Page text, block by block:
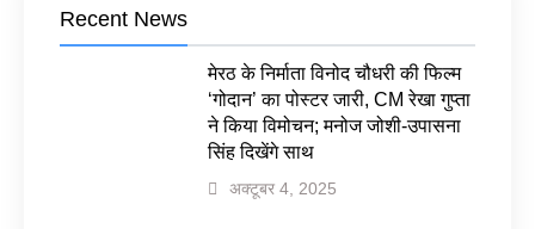
Recent News
मेरठ के निर्माता विनोद चौधरी की फिल्म
‘गोदान’ का पोस्टर जारी, CM रेखा गुप्ता
ने किया विमोचन; मनोज जोशी-उपासना
सिंह दिखेंगे साथ
अक्टूबर 4, 2025